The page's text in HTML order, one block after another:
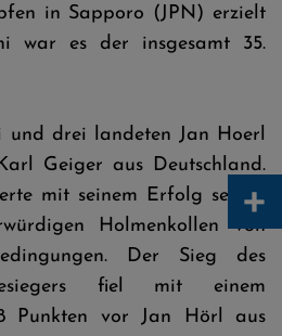
in Sapporo (JPN) erzielt
war es der insgesamt 35.
und drei landeten Jan Hoerl
Geiger aus Deutschland.
mit seinem Erfolg seinen
Holmenkollen von
Der Sieg des
fiel mit einem
Punkten vor Jan Hörl aus
+